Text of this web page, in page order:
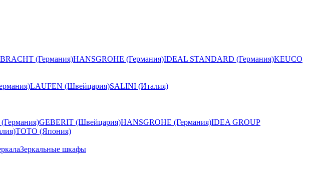
(Германия)HANSGROHE (Германия)IDEAL STANDARD (Германия)KEUCO
LAUFEN (Швейцария)SALINI (Италия)
GEBERIT (Швейцария)HANSGROHE (Германия)IDEA GROUP
TOTO (Япония)
Зеркальные шкафы